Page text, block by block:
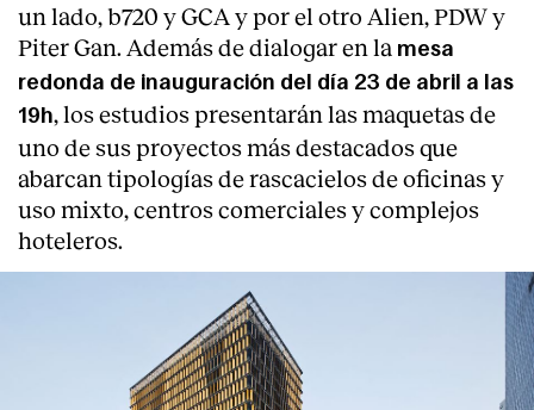
un lado, b720 y GCA y por el otro Alien, PDW y
Piter Gan. Además de dialogar en la mesa
redonda de inauguración del día 23 de abril a las
19h, los estudios presentarán las maquetas de
uno de sus proyectos más destacados que
abarcan tipologías de rascacielos de oficinas y
uso mixto, centros comerciales y complejos
hoteleros.